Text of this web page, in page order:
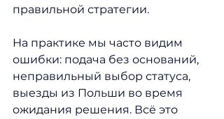
правильной стратегии.
На практике мы часто видим
ошибки: подача без оснований,
неправильный выбор статуса,
выезды из Польши во время
ожидания решения. Всё это